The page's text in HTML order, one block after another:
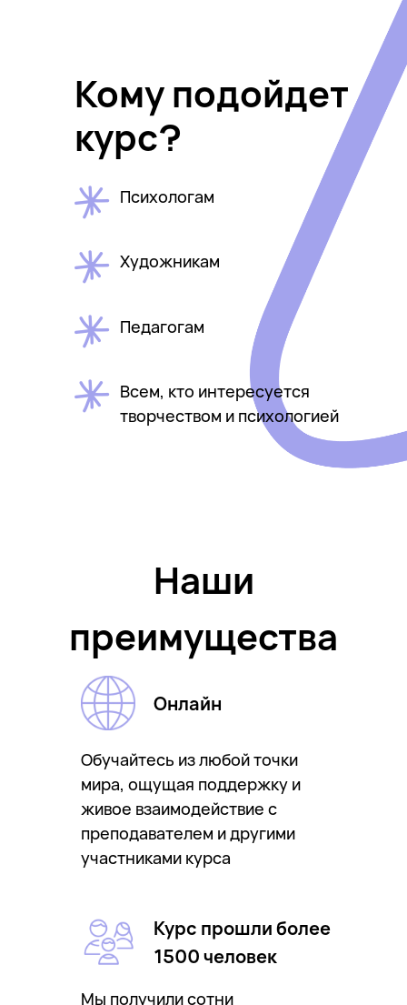
Педагогам
Психологам
Всем, кто интересуется
творчеством и психологией
Художникам
Кому подойдет
курс?
Наши
преимущества
Онлайн
Обучайтесь из любой точки
мира, ощущая поддержку и
живое взаимодействие с
преподавателем и другими
участниками курса
Курс прошли более
1500 человек
Мы получили сотни